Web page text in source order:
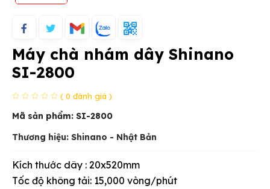
Máy chà nhám dây Shinano
SI-2800
( 0 đánh giá )
Mã sản phẩm: SI-2800
Thương hiệu: Shinano - Nhật Bản
Kích thước dây : 20x520mm
Tốc độ không tải: 15,000 vòng/phút